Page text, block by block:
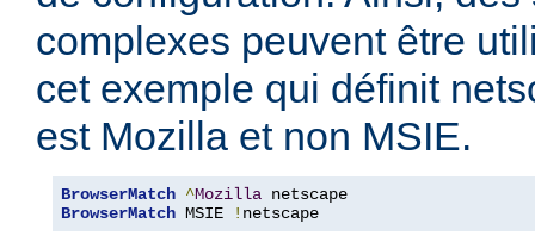
complexes peuvent être
cet exemple qui définit
est Mozilla et non MSIE.
BrowserMatch ^Mozilla
BrowserMatch MSIE ! netscape